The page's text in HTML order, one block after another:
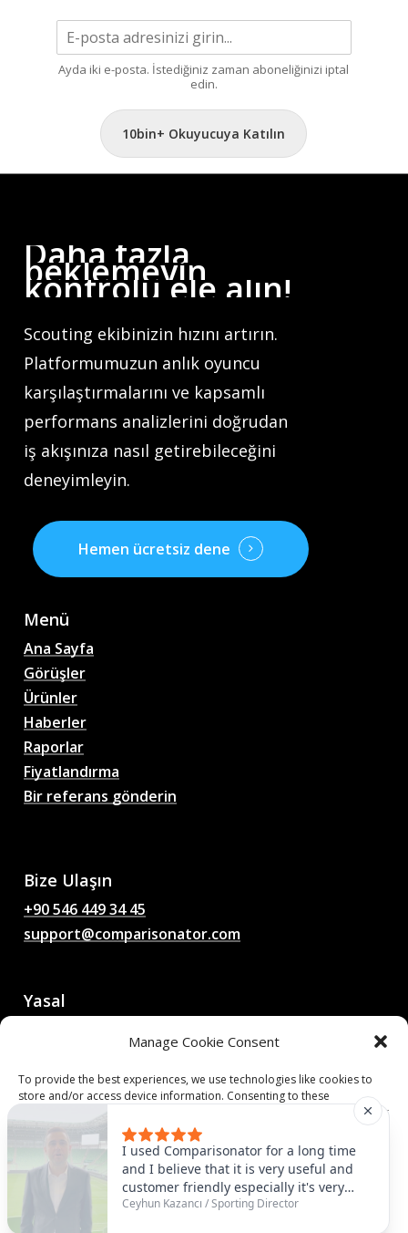
Manage Cookie Consent
To provide the best experiences, we use technologies like cookies to
store and/or access device information. Consenting to these
technologies will allow us to process data such as browsing behavior or
unique IDs on this site. Not consenting or withdrawing consent, may
adversely affect certain features and functions.
Accept
Ayda iki e-posta. İstediğiniz zaman aboneliğinizi iptal
edin.
10bin+ Okuyucuya Katılın
Dahafazla
beklemeyin,
kontrolü ele alın!
Scouting ekibinizin hızını artırın.
Platformumuzun anlık oyuncu
karşılaştırmalarını ve kapsamlı
performans analizlerini doğrudan
iş akışınıza nasıl getirebileceğini
deneyimleyin.
Hemen ücretsiz dene
Menü
Ana Sayfa
Görüşler
Ürünler
Haberler
Raporlar
Fiyatlandırma
Bir referans gönderin
Bize Ulaşın
+90 546 449 34 45
support@comparisonator.com
Yasal
Çerez Politikası
© 2025 Comparisonator Inc.
Tüm hakları saklıdır.I used Comparisonator for a long time
and I believe that it is very useful and
customer friendly especially it's very
useful to find some similar players that
Ceyhun Kazancı /Sporting Director